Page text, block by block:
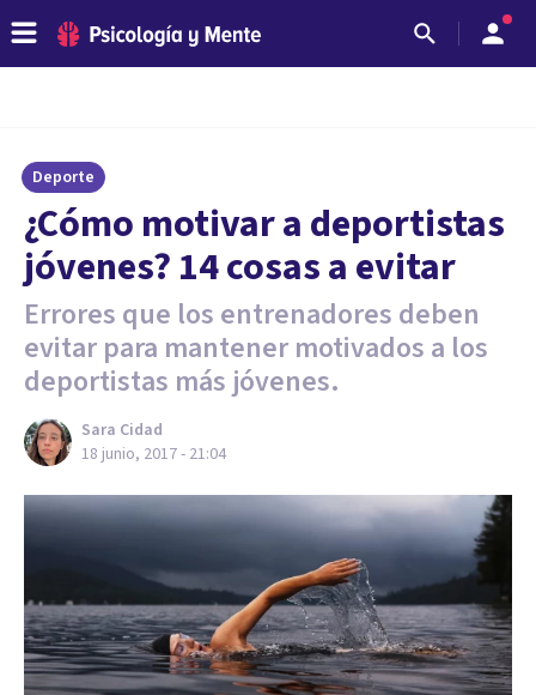
Deporte
¿Cómo motivar a deportistas
jóvenes? 14 cosas a evitar
Errores que los entrenadores deben
evitar para mantener motivados a los
deportistas más jóvenes.
Sara Cidad
18 junio, 2017 - 21:04